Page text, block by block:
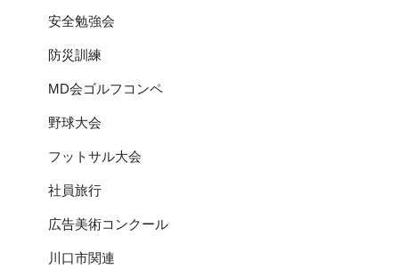
安全勉強会
防災訓練
MD会ゴルフコンペ
野球大会
フットサル大会
社員旅行
広告美術コンクール
川口市関連